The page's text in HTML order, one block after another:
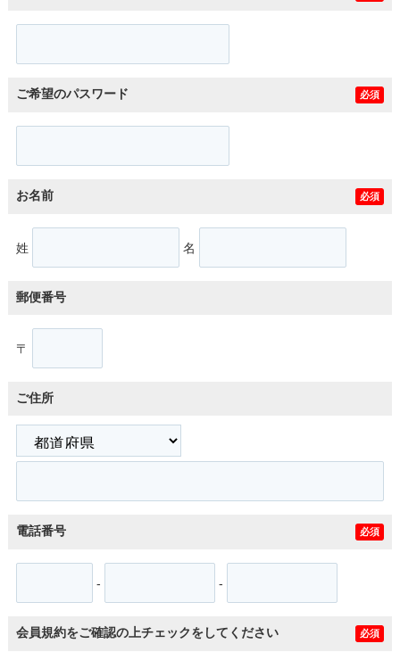
ご希望のパスワード 必須
お名前 必須
姓 名
郵便番号
〒
ご住所
電話番号 必須
- -
会員規約をご確認の上チェックをしてください 必須